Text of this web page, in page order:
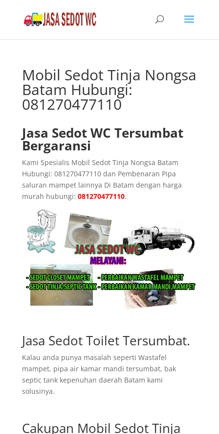
Mobil Sedot Tinja Nongsa
Batam Hubungi:
081270477110
Jasa Sedot WC Tersumbat
Bergaransi
Kami Spesialis Mobil Sedot Tinja Nongsa Batam
Hubungi: 081270477110 dan Pembenaran Pipa
saluran mampet lainnya Di Batam dengan harga
murah hubungi: 081270477110.
Jasa Sedot Toilet Tersumbat.
Kalau anda punya masalah seperti Wastafel
mampet, pipa air kamar mandi tersumbat, bak
septic tank kepenuhan daerah Batam kami
solusinya.
Cakupan Mobil Sedot Tinja